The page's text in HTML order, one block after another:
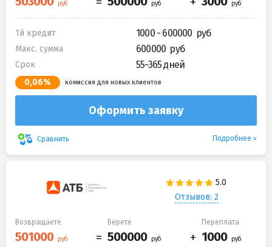
1й кредит 1000 - 600000
Макс. сумма 600000
Срок 55-365 дней
0,06% комиссия для новых клиентов
Оформить заявку
Сравнить Подробнее
Отзывов: 2
Возвращаете Берете Переплата